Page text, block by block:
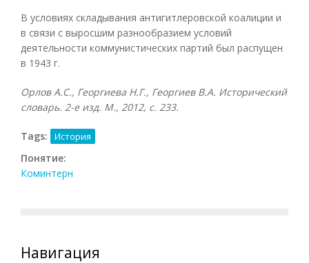
В условиях складывания антигитлеровской коалиции и
в связи с выросшим разнообразием условий
деятельности коммунистических партий был распущен
в 1943 г.
Орлов А.С., Георгиева Н.Г., Георгиев В.А. Исторический
словарь. 2-е изд. М., 2012, с. 233.
Tags: История
Понятие:
Коминтерн
Навигация